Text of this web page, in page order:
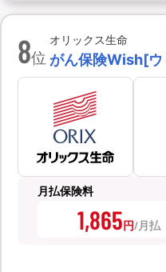
8位
オリックス生命
がん保険Wish[ウ
月払保険料
1,865円